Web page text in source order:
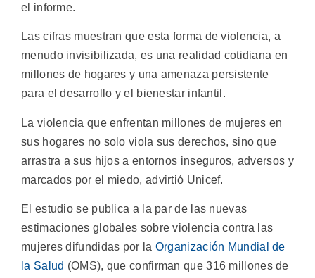
el informe.
Las cifras muestran que esta forma de violencia, a
menudo invisibilizada, es una realidad cotidiana en
millones de hogares y una amenaza persistente
para el desarrollo y el bienestar infantil.
La violencia que enfrentan millones de mujeres en
sus hogares no solo viola sus derechos, sino que
arrastra a sus hijos a entornos inseguros, adversos y
marcados por el miedo, advirtió Unicef.
El estudio se publica a la par de las nuevas
estimaciones globales sobre violencia contra las
mujeres difundidas por la Organización Mundial de
la Salud (OMS), que confirman que 316 millones de